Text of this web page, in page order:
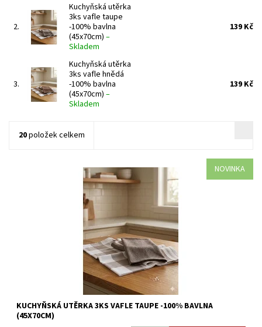
2.
Kuchyňská utěrka
3ks vafle taupe
-100% bavlna
(45x70cm) –
Skladem
139 Kč
3.
Kuchyňská utěrka
3ks vafle hnědá
-100% bavlna
(45x70cm) –
Skladem
139 Kč
20položek celkem
NOVINKA
Sada kuchyňských utěrek 100% bavlna vafle taupe
Skladem >5 ks
8595248439757
KUCHYŇSKÁ UTĚRKA 3KS VAFLE TAUPE -100% BAVLNA
(45X70CM)